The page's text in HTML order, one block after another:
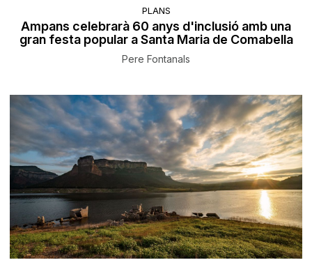
PLANS
Ampans celebrarà 60 anys d'inclusió amb una
gran festa popular a Santa Maria de Comabella
Pere Fontanals